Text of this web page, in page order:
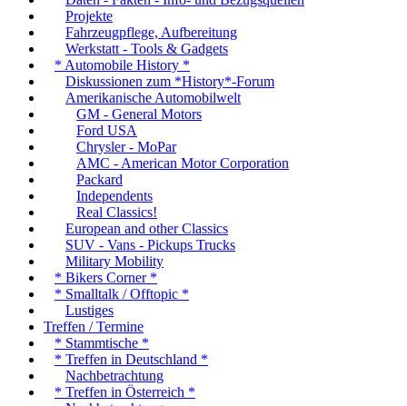
Projekte
Fahrzeugpflege, Aufbereitung
Werkstatt - Tools & Gadgets
* Automobile History *
Diskussionen zum *History*-Forum
Amerikanische Automobilwelt
GM - General Motors
Ford USA
Chrysler - MoPar
AMC - American Motor Corporation
Packard
Independents
Real Classics!
European and other Classics
SUV - Vans - Pickups Trucks
Military Mobility
* Bikers Corner *
* Smalltalk / Offtopic *
Lustiges
Treffen / Termine
* Stammtische *
* Treffen in Deutschland *
Nachbetrachtung
* Treffen in Österreich *